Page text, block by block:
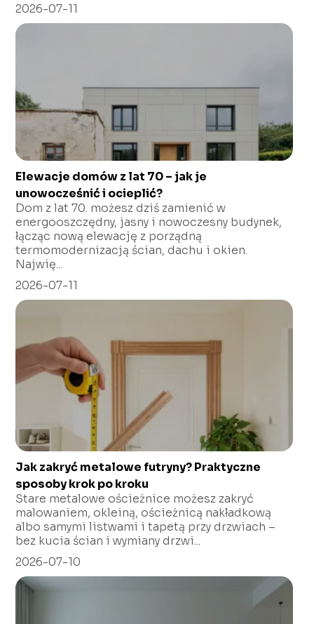
2026-07-11
Elewacje domów z lat 70 – jak je
unowocześnić i ocieplić?
Dom z lat 70. możesz dziś zamienić w
energooszczędny, jasny i nowoczesny budynek,
łącząc nową elewację z porządną
termomodernizacją ścian, dachu i okien.
Najwię...
2026-07-11
Jak zakryć metalowe futryny? Praktyczne
sposoby krok po kroku
Stare metalowe ościeżnice możesz zakryć
malowaniem, okleiną, ościeżnicą nakładkową
albo samymi listwami i tapetą przy drzwiach –
bez kucia ścian i wymiany drzwi...
2026-07-10